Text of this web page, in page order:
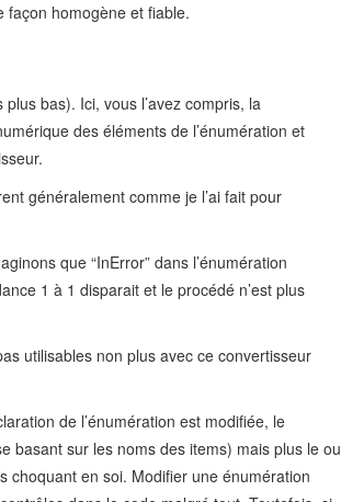
façon homogène et fiable.
bas). Ici, vous l’avez compris, la
des éléments de l’énumération et
généralement comme je l’ai fait pour
que “InError” dans l’énumération
1 à 1 disparait et le procédé n’est plus
utilisables non plus avec ce convertisseur
de l’énumération est modifiée, le
basant sur les noms des items) mais plus le ou
choquant en soi. Modifier une énumération